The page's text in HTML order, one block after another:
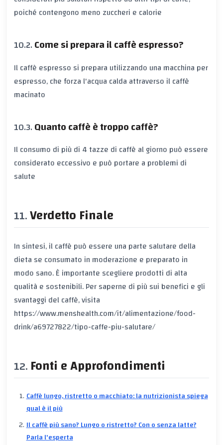
poiché contengono meno zuccheri e calorie
Come si prepara il caffè espresso?
Il caffè espresso si prepara utilizzando una macchina per
espresso, che forza l'acqua calda attraverso il caffè
macinato
Quanto caffè è troppo caffè?
Il consumo di più di 4 tazze di caffè al giorno può essere
considerato eccessivo e può portare a problemi di
salute
Verdetto Finale
In sintesi, il caffè può essere una parte salutare della
dieta se consumato in moderazione e preparato in
modo sano. È importante scegliere prodotti di alta
qualità e sostenibili. Per saperne di più sui benefici e gli
svantaggi del caffè, visita
https://www.menshealth.com/it/alimentazione/food-
drink/a69727822/tipo-caffe-piu-salutare/
Fonti e Approfondimenti
Caffè lungo, ristretto o macchiato: la nutrizionista spiega
qual è il più
Il caffè più sano? Lungo o ristretto? Con o senza latte?
Parla l'esperta